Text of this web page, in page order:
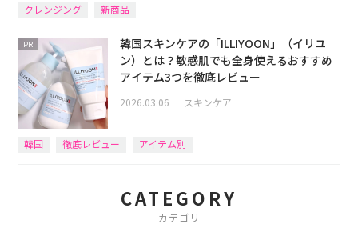
クレンジング 新商品
PR
韓国スキンケアの「ILLIYOON」（イリユ
ン）とは？敏感肌でも全身使えるおすすめ
アイテム3つを徹底レビュー
2026.03.06 ｜ スキンケア
韓国 徹底レビュー アイテム別
CATEGORY
カテゴリ